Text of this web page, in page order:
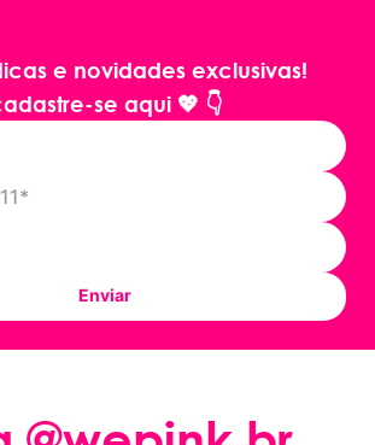
e novidades exclusivas!
se aqui 💖 👇
Enviar